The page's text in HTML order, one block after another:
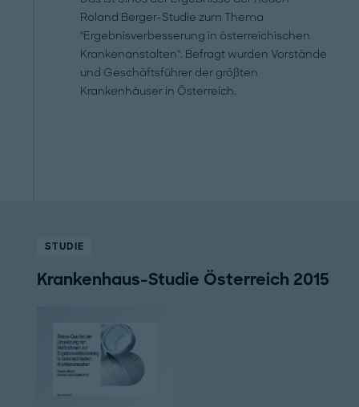
Roland Berger-Studie zum Thema
"Ergebnisverbesserung in österreichischen
Krankenanstalten". Befragt wurden Vorstände
und Geschäftsführer der größten
Krankenhäuser in Österreich.
STUDIE
Krankenhaus-Studie Österreich 2015